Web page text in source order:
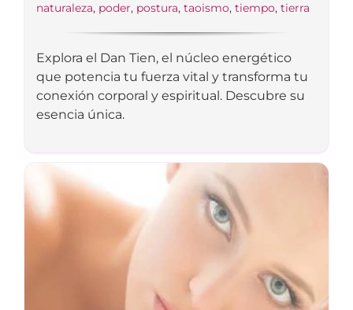
naturaleza, poder, postura, taoismo, tiempo, tierra
Explora el Dan Tien, el núcleo energético
que potencia tu fuerza vital y transforma tu
conexión corporal y espiritual. Descubre su
esencia única.